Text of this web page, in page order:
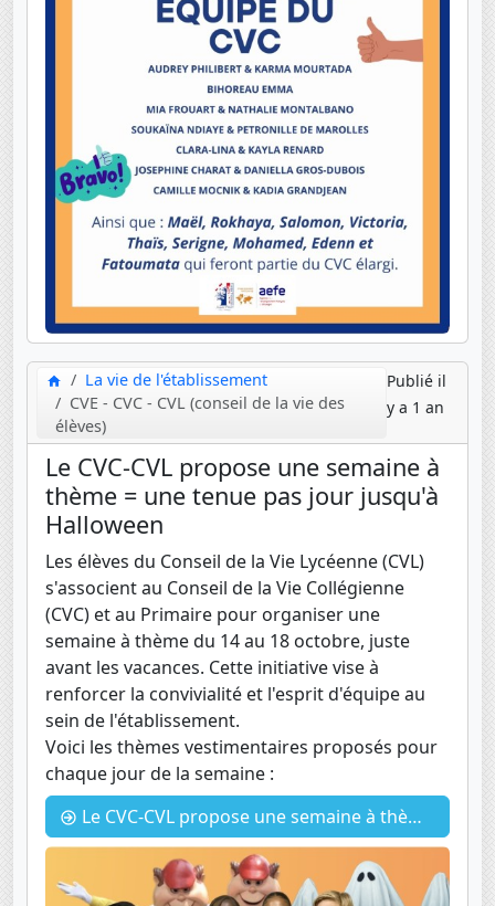
La vie de l'établissement
CVE - CVC - CVL (conseil de la vie des
élèves)
Publié il
y a 1 an
Le CVC-CVL propose une semaine à
thème = une tenue pas jour jusqu'à
Halloween
Les élèves du Conseil de la Vie Lycéenne (CVL)
s'associent au Conseil de la Vie Collégienne
(CVC) et au Primaire pour organiser une
semaine à thème du 14 au 18 octobre, juste
avant les vacances. Cette initiative vise à
renforcer la convivialité et l'esprit d'équipe au
sein de l'établissement.
Voici les thèmes vestimentaires proposés pour
chaque jour de la semaine :
Le CVC-CVL propose une semaine à thème = une tenue pas jour jusqu'à Halloween